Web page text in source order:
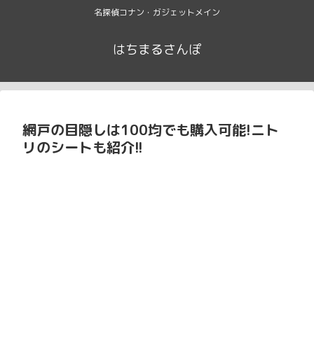
名探偵コナン・ガジェットメイン
はちまるさんぽ
網戸の目隠しは100均でも購入可能!ニト
リのシートも紹介!!